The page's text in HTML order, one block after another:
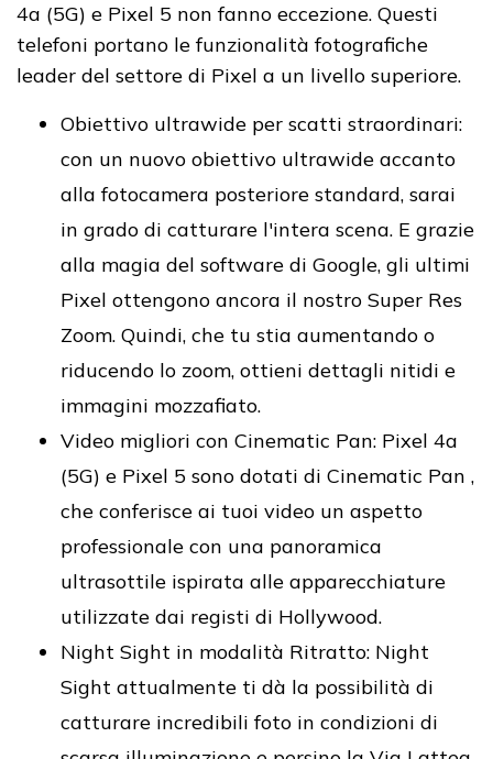
4a (5G) e Pixel 5 non fanno eccezione. Questi
telefoni portano le funzionalità fotografiche
leader del settore di Pixel a un livello superiore.
Obiettivo ultrawide per scatti straordinari:
con un nuovo obiettivo ultrawide accanto
alla fotocamera posteriore standard, sarai
in grado di catturare l'intera scena. E grazie
alla magia del software di Google, gli ultimi
Pixel ottengono ancora il nostro Super Res
Zoom. Quindi, che tu stia aumentando o
riducendo lo zoom, ottieni dettagli nitidi e
immagini mozzafiato.
Video migliori con Cinematic Pan: Pixel 4a
(5G) e Pixel 5 sono dotati di Cinematic Pan ,
che conferisce ai tuoi video un aspetto
professionale con una panoramica
ultrasottile ispirata alle apparecchiature
utilizzate dai registi di Hollywood.
Night Sight in modalità Ritratto: Night
Sight attualmente ti dà la possibilità di
catturare incredibili foto in condizioni di